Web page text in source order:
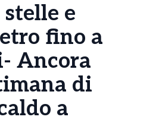
e
fino a
Ancora
di
a